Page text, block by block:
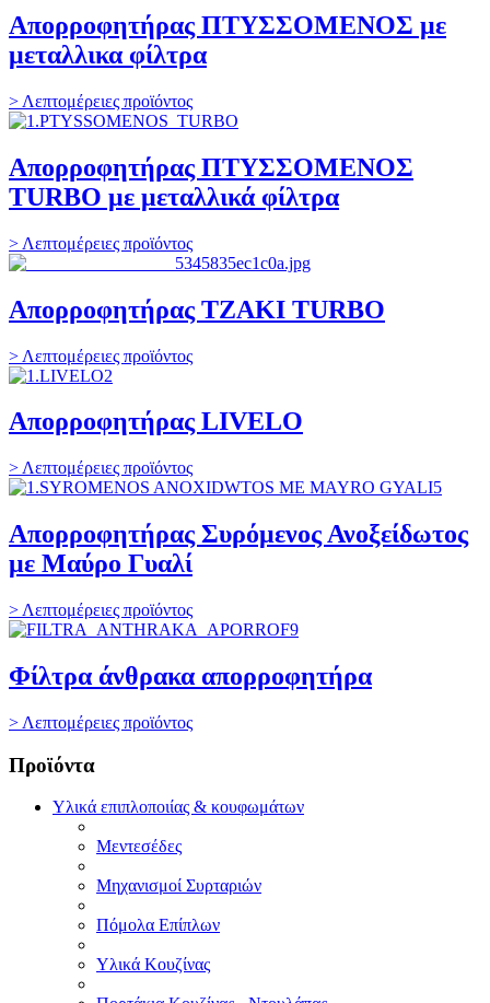
Απορροφητήρας ΠΤΥΣΣΟΜΕΝΟΣ με
μεταλλικα φίλτρα
> Λεπτομέρειες προϊόντος
Απορροφητήρας ΠΤΥΣΣΟΜΕΝΟΣ
TURBO με μεταλλικά φίλτρα
> Λεπτομέρειες προϊόντος
Απορροφητήρας ΤΖΑΚΙ TURBO
> Λεπτομέρειες προϊόντος
Απορροφητήρας LIVELO
> Λεπτομέρειες προϊόντος
Απορροφητήρας Συρόμενος Ανοξείδωτος
με Μαύρο Γυαλί
> Λεπτομέρειες προϊόντος
Φίλτρα άνθρακα απορροφητήρα
> Λεπτομέρειες προϊόντος
Προϊόντα
Υλικά επιπλοποιίας & κουφωμάτων
Μεντεσέδες
Μηχανισμοί Συρταριών
Πόμολα Επίπλων
Υλικά Κουζίνας